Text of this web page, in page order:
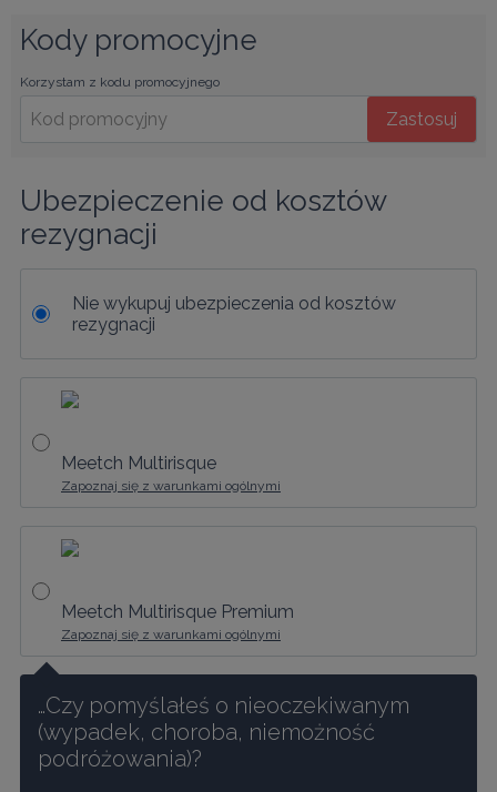
Kody promocyjne
Korzystam z kodu promocyjnego
Zastosuj
Ubezpieczenie od kosztów
rezygnacji
Nie wykupuj ubezpieczenia od kosztów
rezygnacji
Meetch Multirisque
Zapoznaj się z warunkami ogólnymi
Meetch Multirisque Premium
Zapoznaj się z warunkami ogólnymi
…Czy pomyślałeś o nieoczekiwanym
(wypadek, choroba, niemożność
podróżowania)?